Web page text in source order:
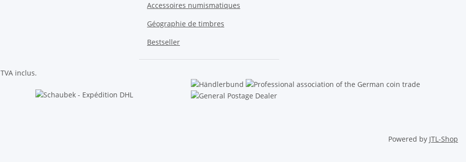
Accessoires numismatiques
Géographie de timbres
Bestseller
inclus.
Powered by JTL-Shop